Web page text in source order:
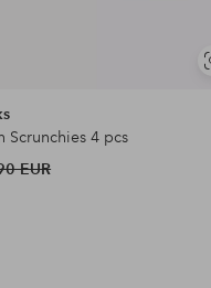
Scrunchies 4 pcs
EUR